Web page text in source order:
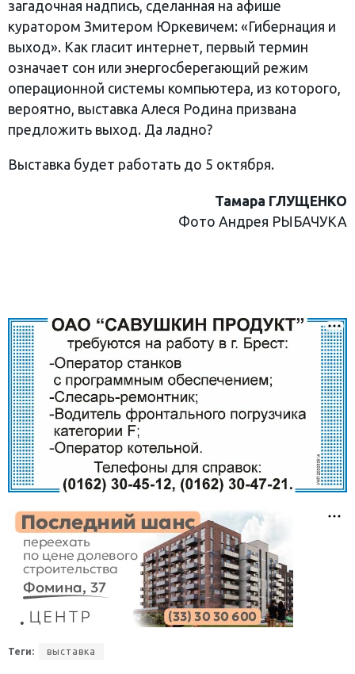
загадочная надпись, сделанная на афише
куратором Змитером Юркевичем: «Гибернация и
выход». Как гласит интернет, первый термин
означает сон или энергосберегающий режим
операционной системы компьютера, из которого,
вероятно, выставка Алеся Родина призвана
предложить выход. Да ладно?
Выставка будет работать до 5 октября.
Тамара ГЛУЩЕНКО
Фото Андрея РЫБАЧУКА
Теги: выставка